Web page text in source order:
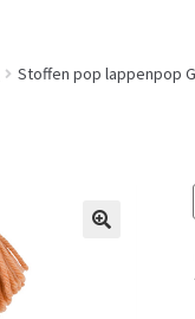
Stoffen pop lappenpop